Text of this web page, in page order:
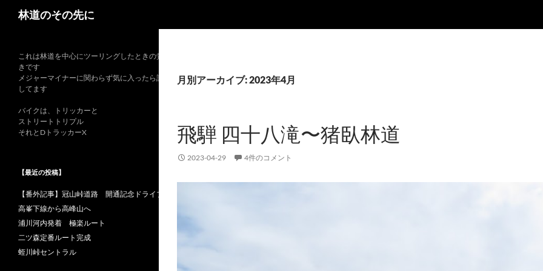
林道のその先に
月別アーカイブ: 2023年4月
飛騨 四十八滝〜猪臥林道
2023-04-29 4件のコメント
これは林道を中心にツーリングしたときの覚書
きです
メジャーマイナーに関わらず気に入ったら記録
してます
バイクは、トリッカーと
ストリートトリプル
それとDトラッカーX
【最近の投稿】
【番外記事】冠山峠道路 開通記念ドライブ
高峯下線から高峰山へ
浦川河内発着 極楽ルート
二ツ森定番ルート完成
蛭川峠セントラル